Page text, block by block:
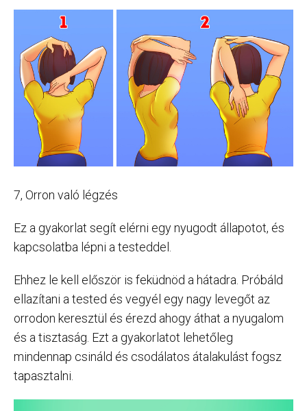
7, Orron való légzés
Ez a gyakorlat segít elérni egy nyugodt állapotot, és
kapcsolatba lépni a testeddel.
Ehhez le kell először is feküdnöd a hátadra. Próbáld
ellazítani a tested és vegyél egy nagy levegőt az
orrodon keresztül és érezd ahogy áthat a nyugalom
és a tisztaság. Ezt a gyakorlatot lehetőleg
mindennap csináld és csodálatos átalakulást fogsz
tapasztalni.